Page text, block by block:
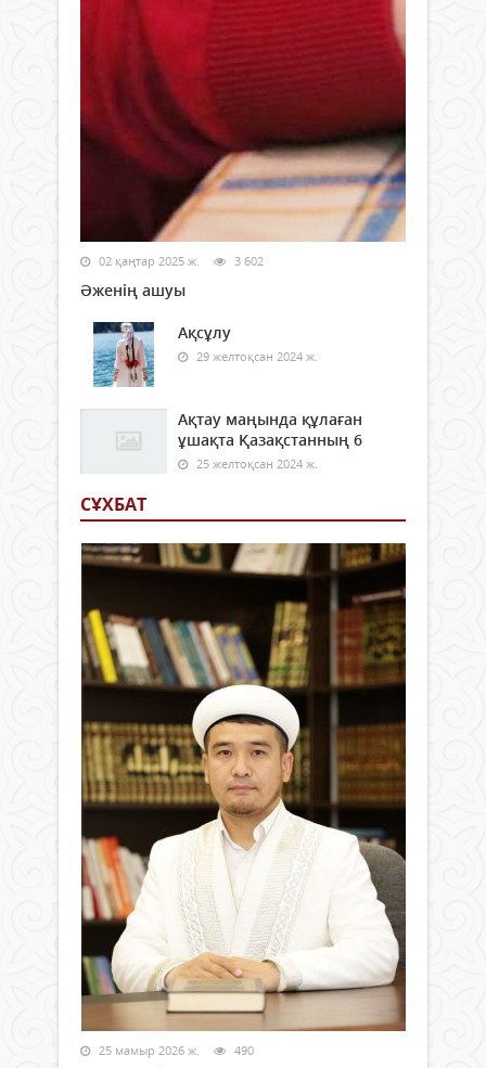
02 қаңтар 2025 ж. 3 602
Әженің ашуы
Ақсұлу
29 желтоқсан 2024 ж.
Ақтау маңында құлаған
ұшақта Қазақстанның 6
25 желтоқсан 2024 ж.
СҰХБАТ
25 мамыр 2026 ж. 490